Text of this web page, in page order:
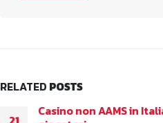
RELATED POSTS
Casino non AAMS in